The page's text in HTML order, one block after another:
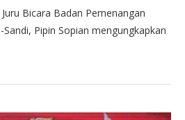
Bicara Badan Pemenangan
Pipin Sopian mengungkapkan